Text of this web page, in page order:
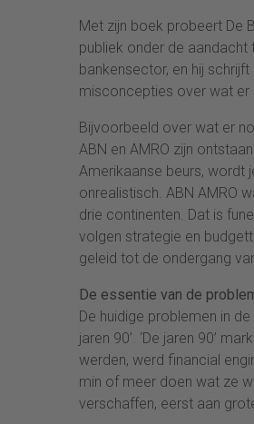
Met zijn boek probeert De
publiek onder de
bankensector, en hij
misconcepties over wat er
Bijvoorbeeld over wat er
ABN en AMRO zijn
Amerikaanse beurs, wordt
onrealistisch. ABN AMRO
drie continenten. Dat is
volgen strategie en
geleid tot de ondergang
De essentie van de
De huidige problemen in
jaren 90’. ‘De jaren 90’
werden, werd financial
min of meer doen wat ze
verschaffen, eerst aan